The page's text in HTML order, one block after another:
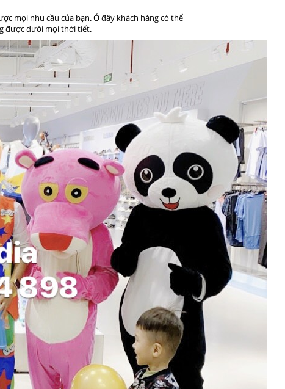
mọi nhu cầu của bạn. Ở đây khách hàng có thể
được dưới mọi thời tiết.